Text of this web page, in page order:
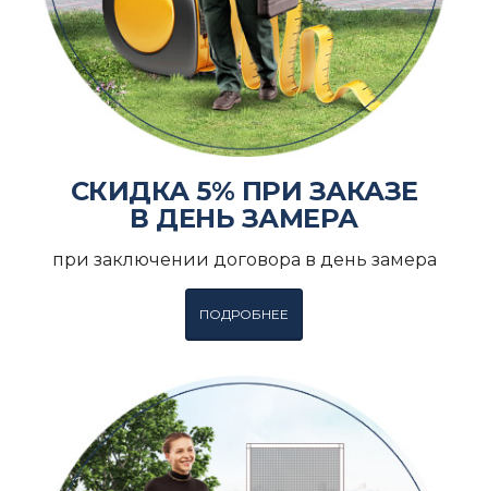
СКИДКА 5% ПРИ ЗАКАЗЕ
В ДЕНЬ ЗАМЕРА
при заключении договора в день замера
ПОДРОБНЕЕ